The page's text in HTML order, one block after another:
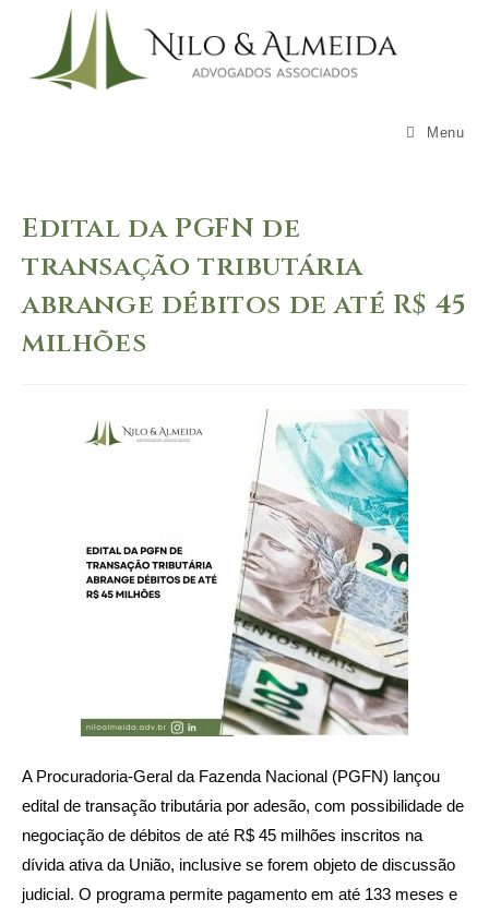
content
Menu
Edital da PGFN de
transação tributária
abrange débitos de até R$ 45
milhões
A Procuradoria-Geral da Fazenda Nacional (PGFN) lançou
edital de transação tributária por adesão, com possibilidade de
negociação de débitos de até R$ 45 milhões inscritos na
dívida ativa da União, inclusive se forem objeto de discussão
judicial. O programa permite pagamento em até 133 meses e